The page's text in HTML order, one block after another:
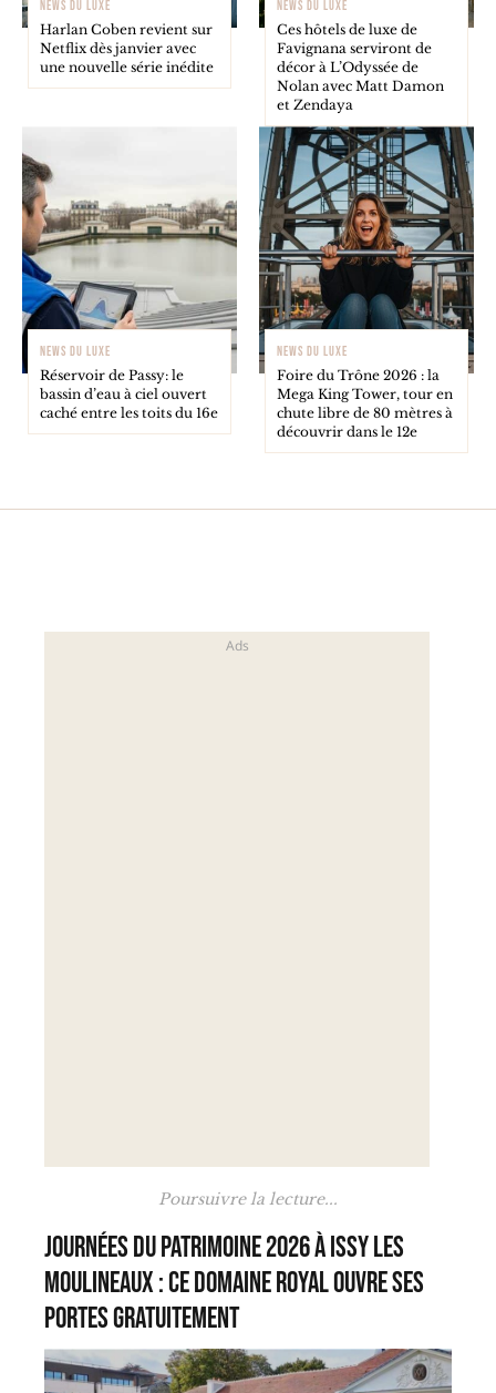
NEWS DU LUXE
Harlan Coben revient sur
Netflix dès janvier avec
une nouvelle série inédite
NEWS DU LUXE
Ces hôtels de luxe de
Favignana serviront de
décor à L’Odyssée de
Nolan avec Matt Damon
et Zendaya
NEWS DU LUXE
Réservoir de Passy: le
bassin d’eau à ciel ouvert
caché entre les toits du 16e
NEWS DU LUXE
Foire du Trône 2026 : la
Mega King Tower, tour en
chute libre de 80 mètres à
découvrir dans le 12e
Poursuivre la lecture...
Journées du Patrimoine 2026 à Issy les
Moulineaux : ce domaine royal ouvre ses
portes gratuitement